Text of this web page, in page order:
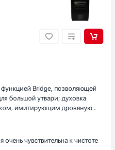
таймера:
«тик-так», которое
фактором. В
и кулинарное удовольствие,
ручки управления
не люфтят.
Bridge, позволяющей
большой утвари; духовка
имитирующим дровяную
очень чувствительна к чистоте